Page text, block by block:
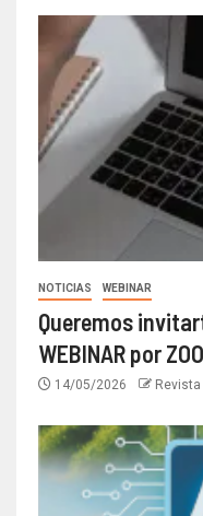
NOTICIAS WEBINAR
Queremos
WEBINAR por
14/05/2026 Revista